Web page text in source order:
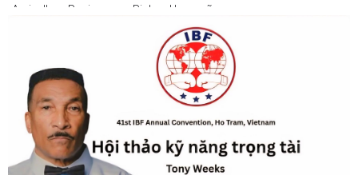
Arvin Jhon Paciones vs Richard Laspoña
Zyvyr John Medecilo vs Tatsuro Nakashima
Junny Bugas vs Jeven Villacite
Claire Villarosa vs Felipe Tiempo
Các trận undercard
Jeff Santos vs Miller Alapormina
Yuga Ozaki vs Jonathan Refugio